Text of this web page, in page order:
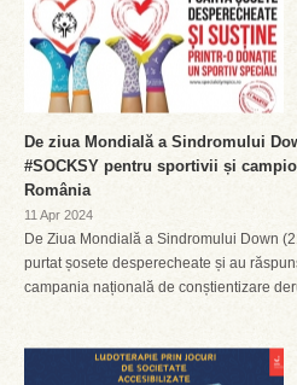
De ziua Mondială a Sindromului
#SOCKSY pentru sportivii și
România
11 Apr 2024
De Ziua Mondială a Sindromului Down
purtat șosete desperecheate și au
campania națională de conștientizare